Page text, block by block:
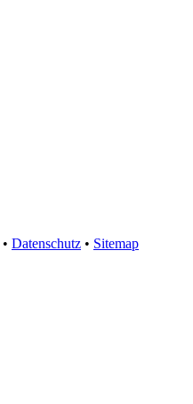
• Datenschutz • Sitemap